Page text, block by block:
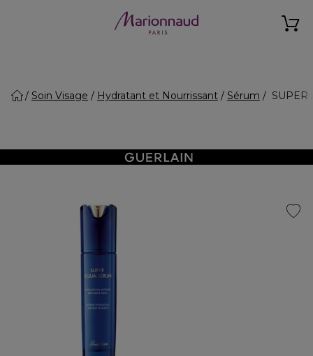
Soin Visage Hydratant et Nourrissant Sérum SUPER